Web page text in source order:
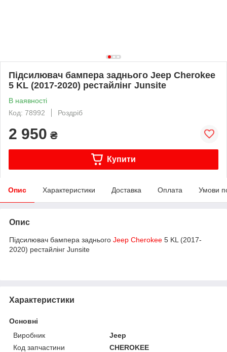
Підсилювач бампера заднього Jeep Cherokee
5 KL (2017-2020) рестайлінг Junsite
В наявності
Код: 78992
Роздріб
2 950 ₴
Купити
Опис Характеристики Доставка Оплата Умови
Опис
Підсилювач бампера заднього Jeep Cherokee 5 KL (2017-
2020) рестайлінг Junsite
Характеристики
Основні
Виробник
Jeep
Код запчастини
CHEROKEE